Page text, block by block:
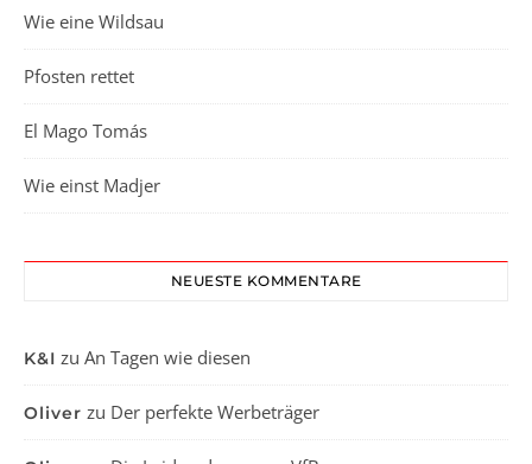
Wie eine Wildsau
Pfosten rettet
El Mago Tomás
Wie einst Madjer
NEUESTE KOMMENTARE
K&I zu An Tagen wie diesen
Oliver zu Der perfekte Werbeträger